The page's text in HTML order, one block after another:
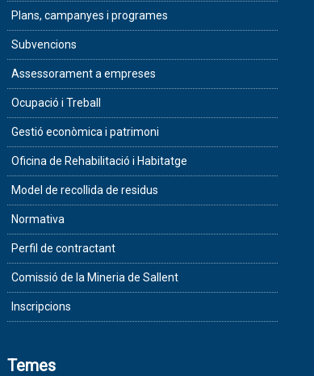
Plans, campanyes i programes
Subvencions
Assessorament a empreses
Ocupació i Treball
Gestió econòmica i patrimoni
Oficina de Rehabilitació i Habitatge
Model de recollida de residus
Normativa
Perfil de contractant
Comissió de la Mineria de Sallent
Inscripcions
Temes